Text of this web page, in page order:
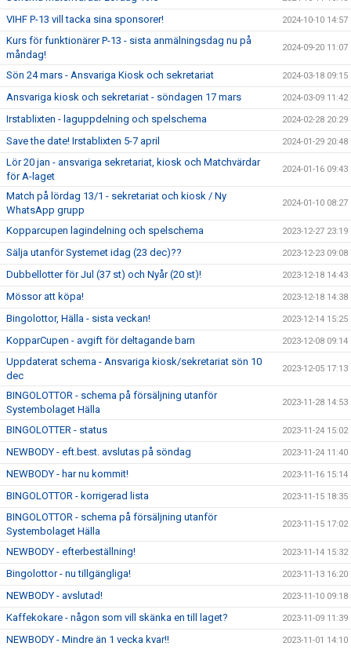
VIHF P-13 vill tacka sina sponsorer! 2024-10-10 14:57
Kurs för funktionärer P-13 - sista anmälningsdag nu på
måndag!
2024-09-20 11:07
Sön 24 mars - Ansvariga Kiosk och sekretariat 2024-03-18 09:15
Ansvariga kiosk och sekretariat - söndagen 17 mars 2024-03-09 11:42
Irstablixten - laguppdelning och spelschema 2024-02-28 20:29
Save the date! Irstablixten 5-7 april 2024-01-29 20:48
Lör 20 jan - ansvariga sekretariat, kiosk och Matchvärdar
för A-laget
2024-01-16 09:43
Match på lördag 13/1 - sekretariat och kiosk / Ny
WhatsApp grupp
2024-01-10 08:27
Kopparcupen lagindelning och spelschema 2023-12-27 23:19
Sälja utanför Systemet idag (23 dec)?? 2023-12-23 09:08
Dubbellotter för Jul (37 st) och Nyår (20 st)! 2023-12-18 14:43
Mössor att köpa! 2023-12-18 14:38
Bingolottor, Hälla - sista veckan! 2023-12-14 15:25
KopparCupen - avgift för deltagande barn 2023-12-08 09:14
Uppdaterat schema - Ansvariga kiosk/sekretariat sön 10
dec
2023-12-05 17:13
BINGOLOTTOR - schema på försäljning utanför
Systembolaget Hälla
2023-11-28 14:53
BINGOLOTTER - status 2023-11-24 15:02
NEWBODY - eft.best. avslutas på söndag 2023-11-24 11:40
NEWBODY - har nu kommit! 2023-11-16 15:14
BINGOLOTTOR - korrigerad lista 2023-11-15 18:35
BINGOLOTTOR - schema på försäljning utanför
Systembolaget Hälla
2023-11-15 17:02
NEWBODY - efterbeställning! 2023-11-14 15:32
Bingolottor - nu tillgängliga! 2023-11-13 16:20
NEWBODY - avslutad! 2023-11-10 09:18
Kaffekokare - någon som vill skänka en till laget? 2023-11-09 11:39
NEWBODY - Mindre än 1 vecka kvar!! 2023-11-01 14:10